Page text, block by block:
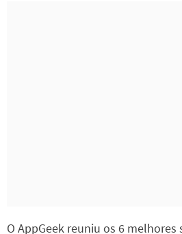
O AppGeek reuniu os 6 melhores